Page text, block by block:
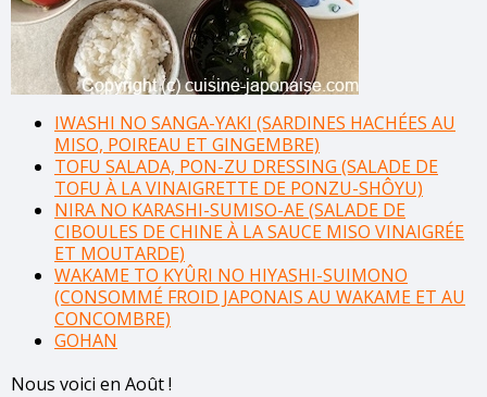
IWASHI NO SANGA-YAKI (SARDINES HACHÉES AU
MISO, POIREAU ET GINGEMBRE)
TOFU SALADA, PON-ZU DRESSING (SALADE DE
TOFU À LA VINAIGRETTE DE PONZU-SHÔYU)
NIRA NO KARASHI-SUMISO-AE (SALADE DE
CIBOULES DE CHINE À LA SAUCE MISO VINAIGRÉE
ET MOUTARDE)
WAKAME TO KYÛRI NO HIYASHI-SUIMONO
(CONSOMMÉ FROID JAPONAIS AU WAKAME ET AU
CONCOMBRE)
GOHAN
Nous voici en Août !